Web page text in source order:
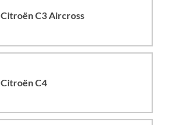
Citroën C3 Aircross
Citroën C4